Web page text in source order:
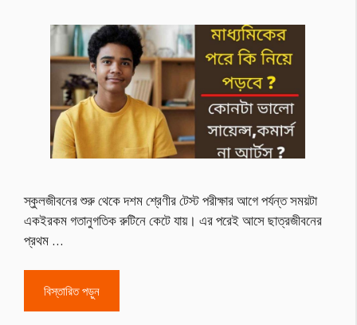
স্কুলজীবনের শুরু থেকে দশম শ্রেণীর টেস্ট পরীক্ষার আগে পর্যন্ত সময়টা
একইরকম গতানুগতিক রুটিনে কেটে যায়। এর পরেই আসে ছাত্রজীবনের
প্রথম …
বিস্তারিত পড়ুন